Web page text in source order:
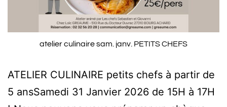
atelier culinaire sam. janv. PETITS CHEFS
ATELIER CULINAIRE petits chefs à partir de
5 ansSamedi 31 Janvier 2026 de 15H à 17H